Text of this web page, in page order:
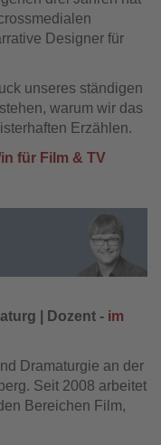
Designer für
unseres ständigen
warum wir das
Erzählen.
für Film & TV
| Dozent - im
Dramaturgie an der
Seit 2008 arbeitet
Bereichen Film,